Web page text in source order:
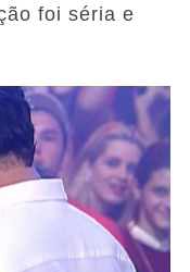
foi séria e